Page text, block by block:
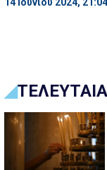
14 Ιουνίου 2024, 21:04